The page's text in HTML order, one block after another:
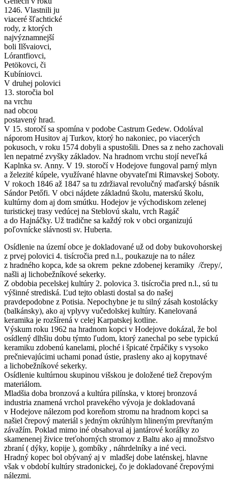
1246. Vlastnili ju
viaceré šľachtické
rody, z ktorých
najvýznamnejší
boli Ilšvaiovci,
Lórantfiovci,
Petökovci, či
Kubíniovci.
V druhej polovici
13. storočia bol
na vrchu
nad obcou
postavený hrad.
V 15. storočí sa spomína v podobe Castrum Gedew. Odolával
náporom Husitov aj Turkov, ktorý ho nakoniec, po viacerých
pokusoch, v roku 1574 dobyli a spustošili. Dnes sa z neho zachovali
len nepatrné zvyšky základov. Na hradnom vrchu stojí neveľká
Kaplnka sv. Anny. V 19. storočí v Hodejove fungoval parný mlyn
a železité kúpele, využívané hlavne obyvateľmi Rimavskej Soboty.
V rokoch 1846 až 1847 sa tu zdržiaval revolučný maďarský básnik
Sándor Petőfi. V obci nájdete základnú školu, materskú školu,
kultúrny dom aj dom smútku. Hodejov je východiskom zelenej
turistickej trasy vedúcej na Steblovú skalu, vrch Ragáč
a do Hajnáčky. Už tradične sa každý rok v obci organizujú
poľovnícke slávnosti sv. Huberta.
Osídlenie na území obce je dokladované už od doby bukovohorskej
z prvej polovici 4. tisícročia pred n.l., poukazuje na to nález
z hradného kopca, kde sa okrem pekne zdobenej keramiky /črepy/,
našli aj lichobežníkové sekerky.
Z obdobia pecelskej kultúry 2. polovica 3. tisícročia pred n.l., sú tu
výšinné strediská. Ľud tejto oblasti dostal sa do našej
pravdepodobne z Potisia. Nepochybne je tu silný zásah kostolácky
(balkánsky), ako aj vplyvy vučedolskej kultúry. Kanelovaná
keramika je rozšírená v celej Karpatskej kotline.
Výskum roku 1962 na hradnom kopci v Hodejove dokázal, že bol
osídlený dlhšiu dobu týmto ľudom, ktorý zanechal po sebe typickú
keramiku zdobenú kanelami, ploché i špicaté črpáčiky s vysoko
prečnievajúcimi uchami ponad ústie, prasleny ako aj kopytnavé
a lichobežníkové sekerky.
Osídlenie kultúrnou skupinou višskou je doložené tiež črepovým
materiálom.
Mladšia doba bronzová a kultúra pilínska, v ktorej bronzová
industria znamená vrchol pravekého vývoja je dokladovaná
v Hodejove nálezom pod koreňom stromu na hradnom kopci sa
našiel črepový materiál s jedným okrúhlym hlineným prevŕtaným
závažím. Poklad mimo iné obsahoval aj jantárové korálky zo
skamenenej živice treťohorných stromov z Baltu ako aj množstvo
zbraní ( dýky, kopije ), gombíky , náhrdelníky a iné veci.
Hradný kopec bol obývaný aj v mladšej dobe laténskej, hlavne
však v období kultúry stradonickej, čo je dokladované črepovými
nálezmi.